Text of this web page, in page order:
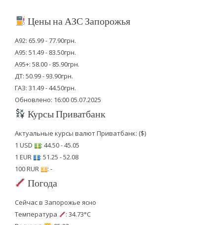
Цены на АЗС Запорожья
А92: 65.99 - 77.90грн.
А95: 51.49 - 83.50грн.
А95+: 58.00 - 85.90грн.
ДТ: 50.99 - 93.90грн.
ГАЗ: 31.49 - 44.50грн.
Обновлено: 16:00 05.07.2025
Курсы Приватбанк
Актуальные курсы валют Приватбанк: ($)
1 USD
: 44.50 - 45.05
1 EUR
: 51.25 - 52.08
100 RUR
: -
Погода
Сейчас в Запорожье ясно
Температура
: 34.73°C